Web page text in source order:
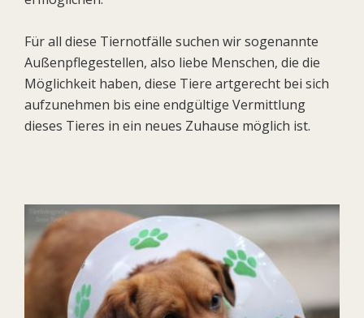
Für all diese Tiernotfälle suchen wir sogenannte
Außenpflegestellen, also liebe Menschen, die die
Möglichkeit haben, diese Tiere artgerecht bei sich
aufzunehmen bis eine endgültige Vermittlung
dieses Tieres in ein neues Zuhause möglich ist.